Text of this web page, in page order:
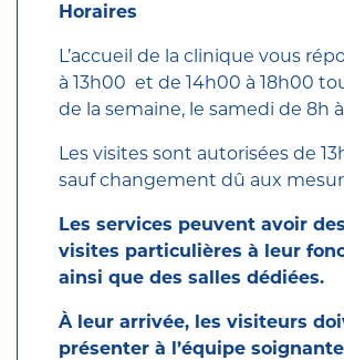
Horaires
L’accueil de la clinique vous
à 13h00 et de 14h00 à 18h00
de la semaine, le samedi de 8h
Les visites sont autorisées de
sauf changement dû aux
Les services peuvent avoir
visites particulières à leur
ainsi que des salles dédiées.
À leur arrivée, les visiteurs
présenter à l’équipe